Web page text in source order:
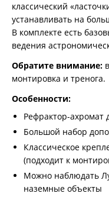
классический
устанавливать на
В комплекте есть
ведения
Обратите внимание:
монтировка и тренога.
Особенности:
Рефрактор-
Большой набор
Классическое
(подходит к
Можно наблюдать
наземные объекты